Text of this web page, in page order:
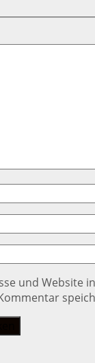
und Website